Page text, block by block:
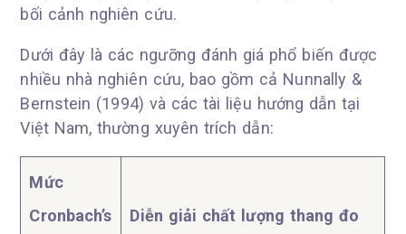
bối cảnh nghiên cứu.
Dưới đây là các ngưỡng đánh giá phổ biến được
nhiều nhà nghiên cứu, bao gồm cả Nunnally &
Bernstein (1994) và các tài liệu hướng dẫn tại
Việt Nam, thường xuyên trích dẫn:
Mức
Cronbach’s
Diễn giải chất lượng thang đo